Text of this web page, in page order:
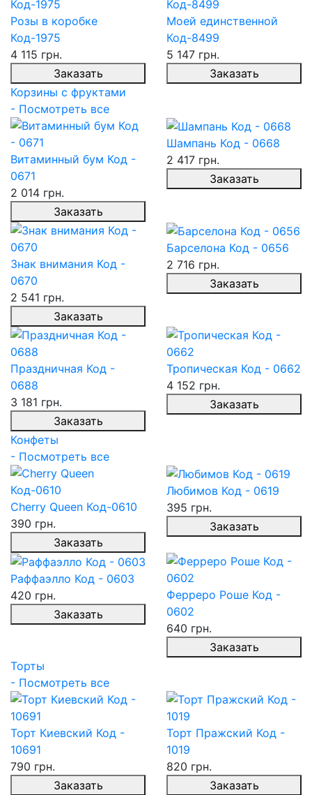
Розы в коробке
Код-1975
4 115 грн.
Заказать
Моей единственной
Код-8499
5 147 грн.
Заказать
Корзины с фруктами
- Посмотреть все
Витаминный бум Код -
0671
2 014 грн.
Заказать
Шампань Код - 0668
2 417 грн.
Заказать
Знак внимания Код -
0670
2 541 грн.
Заказать
Барселона Код - 0656
2 716 грн.
Заказать
Праздничная Код -
0688
3 181 грн.
Заказать
Тропическая Код - 0662
4 152 грн.
Заказать
Конфеты
- Посмотреть все
Cherry Queen Код-0610
390 грн.
Заказать
Любимов Код - 0619
395 грн.
Заказать
Раффаэлло Код - 0603
420 грн.
Заказать
Ферреро Роше Код -
0602
640 грн.
Заказать
Торты
- Посмотреть все
Торт Киевский Код -
10691
790 грн.
Заказать
Торт Пражский Код -
1019
820 грн.
Заказать